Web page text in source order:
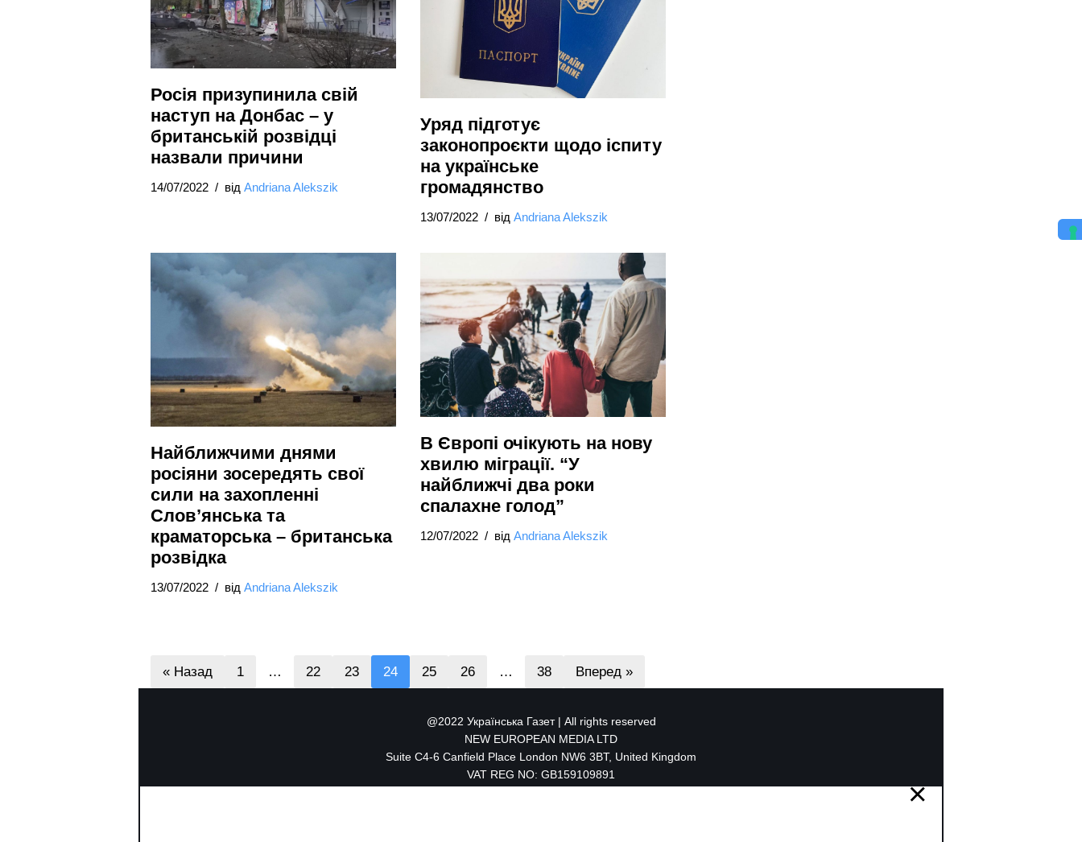
Росія призупинила свій
наступ на Донбас – у
британській розвідці
назвали причини
14/07/2022 від Andriana Alekszik
Уряд підготує
законопроєкти щодо іспиту
на українське
громадянство
13/07/2022 від Andriana Alekszik
Найближчими днями
росіяни зосередять свої
сили на захопленні
Слов’янська та
краматорська – британська
розвідка
13/07/2022 від Andriana Alekszik
В Європі очікують на нову
хвилю міграції. “У
найближчі два роки
спалахне голод”
12/07/2022 від Andriana Alekszik
« Назад 1 … 22 23 24 25 26 … 38 Вперед »
@2022 Українська Газет | All rights reserved
NEW EUROPEAN MEDIA LTD
Suite C4-6 Canfield Place London NW6 3BT, United Kingdom
VAT REG NO: GB159109891